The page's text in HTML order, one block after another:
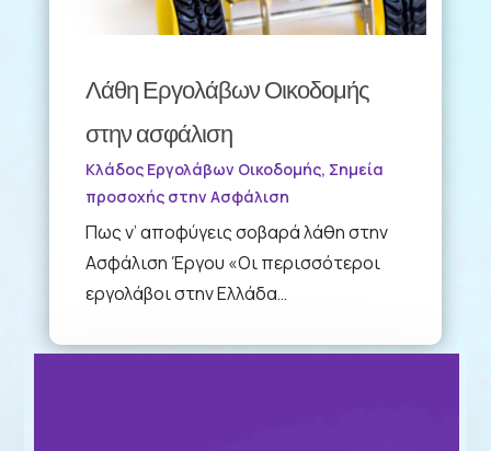
Λάθη Εργολάβων Οικοδομής
στην ασφάλιση
Κλάδος Εργολάβων Οικοδομής, Σημεία
προσοχής στην Ασφάλιση
Πως ν’ αποφύγεις σοβαρά λάθη στην
Ασφάλιση Έργου «Οι περισσότεροι
εργολάβοι στην Ελλάδα…